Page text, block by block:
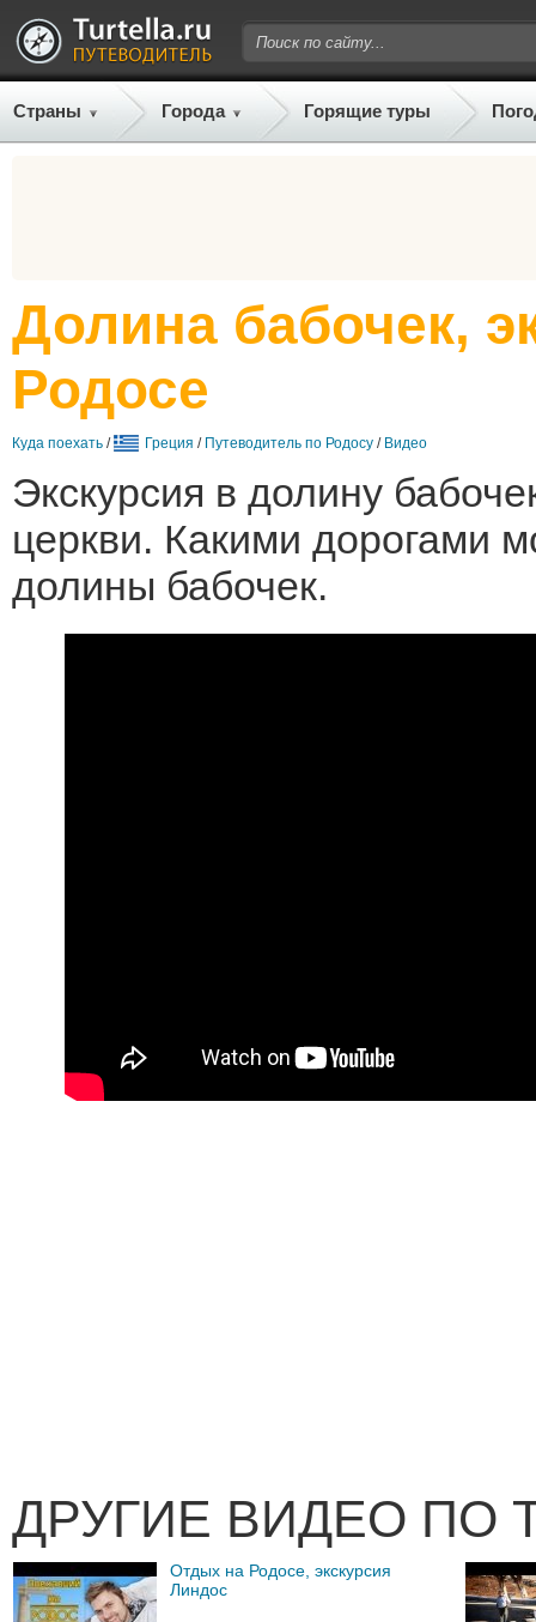
Страны Города Горящие туры
Долина бабочек,
Родосе
Куда поехать / Греция / Путеводитель по Родосу / Видео
Экскурсия в долину
церкви. Какими дорогами
долины бабочек.
ДРУГИЕ ВИДЕО ПО
Отдых на Родосе, экскурсия
Линдос